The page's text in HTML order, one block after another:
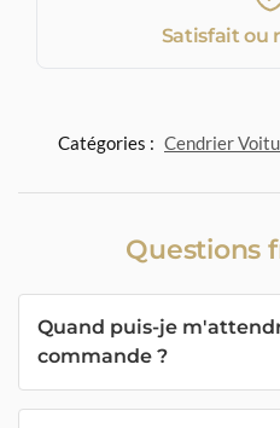
Satisfait ou
Catégories : Cendrier
Questions
Quand puis-je
commande ?